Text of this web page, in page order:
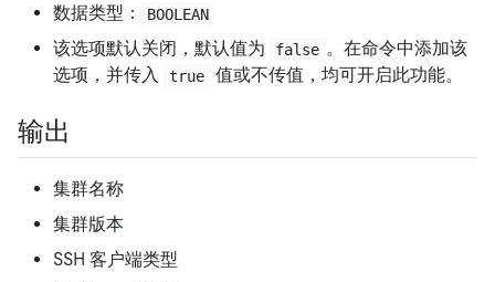
数据类型：
BOOLEAN
该选项默认关闭，默认值为 false 。在命令中添加该
选项，并传入
true 值或不传值，均可开启此功能。
输出
集群名称
集群版本
SSH 客户端类型